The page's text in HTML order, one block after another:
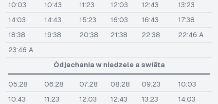
10:03
10:43 11:23 12:03 12:43
13:23
14:03
14:43 15:23 16:03 16:43
17:38
18:38
19:38 20:38 21:38 22:38
22:46 A
23:46 A
Òdjachania w niedzele a swiãta
05:28 06:28 07:28 08:28 09:23
10:03
10:43
11:23 12:03 12:43 13:23
14:03